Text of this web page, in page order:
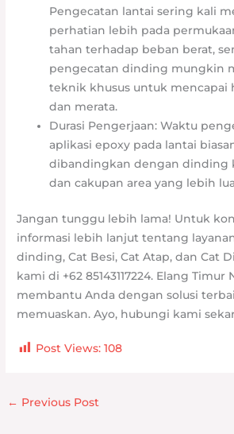
Pengecatan lantai sering kali
perhatian lebih pada
tahan terhadap beban berat,
pengecatan dinding mungkin
teknik khusus untuk mencapai
dan merata.
Durasi Pengerjaan: Waktu
aplikasi epoxy pada lantai
dibandingkan dengan dinding
dan cakupan area yang lebih
Jangan tunggu lebih lama! Untuk
informasi lebih lanjut tentang
dinding, Cat Besi, Cat Atap, dan Cat
kami di +62 85143117224. Elang Timur
membantu Anda dengan solusi
memuaskan. Ayo, hubungi kami
Post Views: 108
← Previous Post